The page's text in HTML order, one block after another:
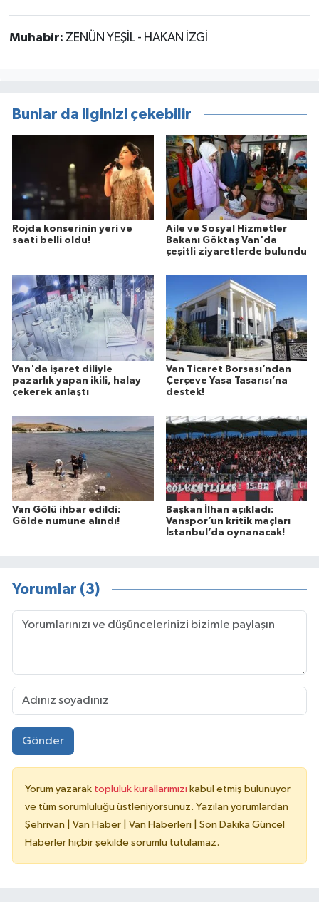
Muhabir: ZENÜN YEŞİL - HAKAN İZGİ
Bunlar da ilginizi çekebilir
Rojda konserinin yeri ve
saati belli oldu!
Aile ve Sosyal Hizmetler
Bakanı Göktaş Van'da
çeşitli ziyaretlerde bulundu
Van'da işaret diliyle
pazarlık yapan ikili, halay
çekerek anlaştı
Van Ticaret Borsası’ndan
Çerçeve Yasa Tasarısı’na
destek!
Van Gölü ihbar edildi:
Gölde numune alındı!
Başkan İlhan açıkladı:
Vanspor’un kritik maçları
İstanbul’da oynanacak!
Yorumlar (3)
Gönder
Yorum yazarak topluluk kurallarımızı kabul etmiş bulunuyor
ve tüm sorumluluğu üstleniyorsunuz. Yazılan yorumlardan
Şehrivan | Van Haber | Van Haberleri | Son Dakika Güncel
Haberler hiçbir şekilde sorumlu tutulamaz.